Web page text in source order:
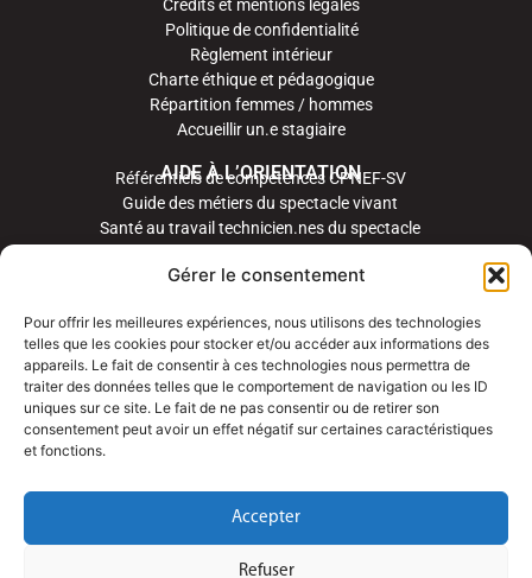
Gérer le consentement
Pour offrir les meilleures expériences, nous utilisons des technologies
telles que les cookies pour stocker et/ou accéder aux informations des
appareils. Le fait de consentir à ces technologies nous permettra de
traiter des données telles que le comportement de navigation ou les ID
uniques sur ce site. Le fait de ne pas consentir ou de retirer son
consentement peut avoir un effet négatif sur certaines caractéristiques
et fonctions.
Accepter
Refuser
Crédits et mentions légales
Politique de confidentialité
Règlement intérieur
Charte éthique et pédagogique
Répartition femmes / hommes
Accueillir un.e stagiaire
AIDE À L’ORIENTATION
Référentiels de compétences CPNEF-SV
Guide des métiers du spectacle vivant
Santé au travail technicien.nes du spectacle